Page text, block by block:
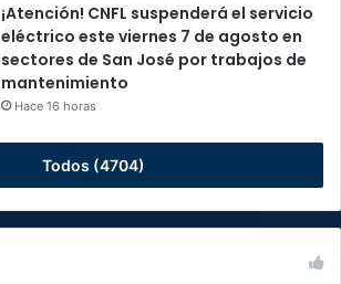
¡Atención! CNFL suspenderá el servicio
eléctrico este viernes 7 de agosto en
sectores de San José por trabajos de
mantenimiento
Hace 16 horas
Todos (4704)